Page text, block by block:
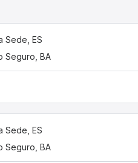
Sede, ES
Seguro, BA
Sede, ES
Seguro, BA